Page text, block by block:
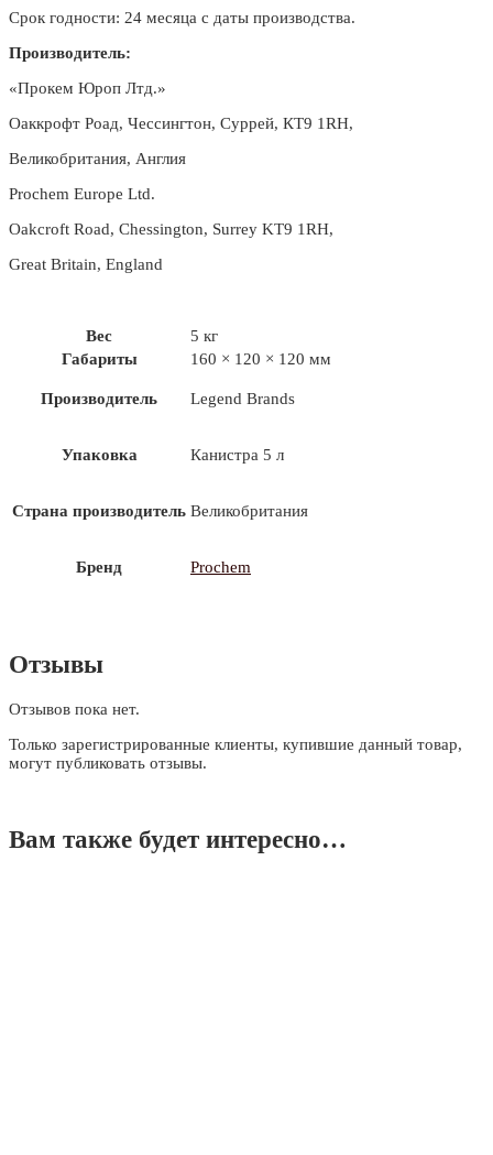
Срок годности: 24 месяца с даты производства.
Производитель:
«Прокем Юроп Лтд.»
Оаккрофт Роад, Чессингтон, Суррей, КТ9 1RH,
Великобритания, Англия
Prochem Europe Ltd.
Oakcroft Road, Chessington, Surrey KT9 1RH,
Great Britain, England
Вес
5 кг
Габариты
160 × 120 × 120 мм
Производитель Legend Brands
Упаковка Канистра 5 л
Страна производитель Великобритания
Бренд Prochem
Отзывы
Отзывов пока нет.
Только зарегистрированные клиенты, купившие данный товар,
могут публиковать отзывы.
Вам также будет интересно…